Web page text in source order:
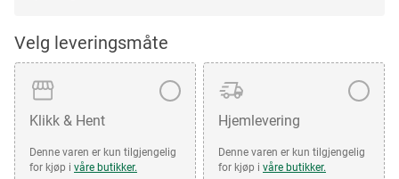
Velg leveringsmåte
Klikk & Hent
Denne varen er kun tilgjengelig
for kjøp i våre butikker.
Hjemlevering
Denne varen er kun tilgjengelig
for kjøp i våre butikker.